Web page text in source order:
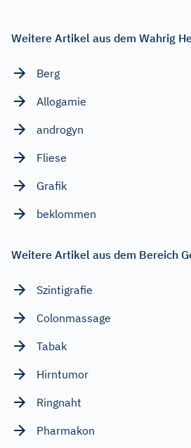
Weitere Artikel aus dem Wahrig
Berg
Allogamie
androgyn
Fliese
Grafik
beklommen
Weitere Artikel aus dem Bereich
Szintigrafie
Colonmassage
Tabak
Hirntumor
Ringnaht
Pharmakon